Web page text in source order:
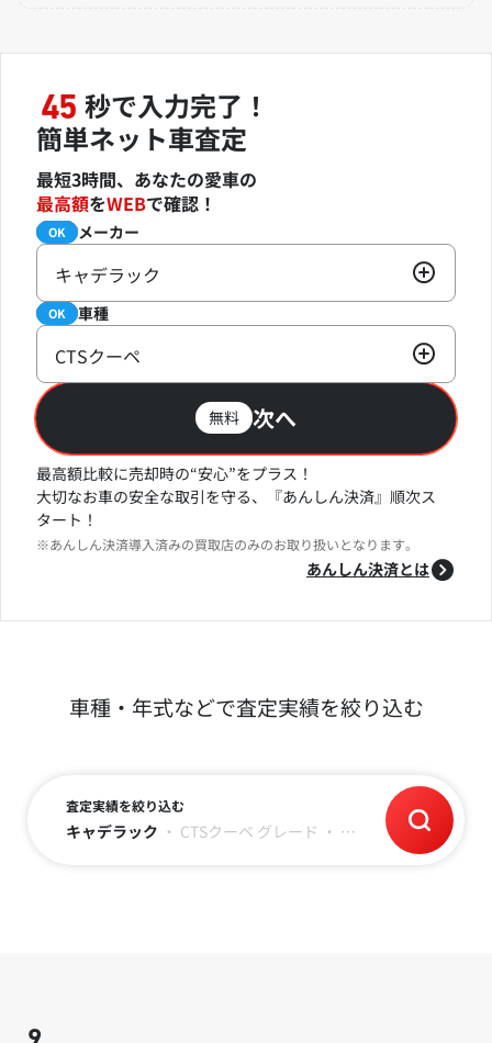
45 秒で入力完了！
簡単ネット車査定
最短3時間、あなたの愛車の
最高額をWEBで確認！
必須 メーカー
OK
キャデラック
必須 車種
OK
CTSクーペ
無料 次へ
最高額比較に売却時の“安心”をプラス！
大切なお車の安全な取引を守る、『あんしん決済』順次ス
タート！
※あんしん決済導入済みの買取店のみのお取り扱いとなります。
あんしん決済とは
車種・年式などで査定実績を絞り込む
査定実績を絞り込む
キャデラック ・ CTSクーペ グレード ・ 年式 ・ 走行距離